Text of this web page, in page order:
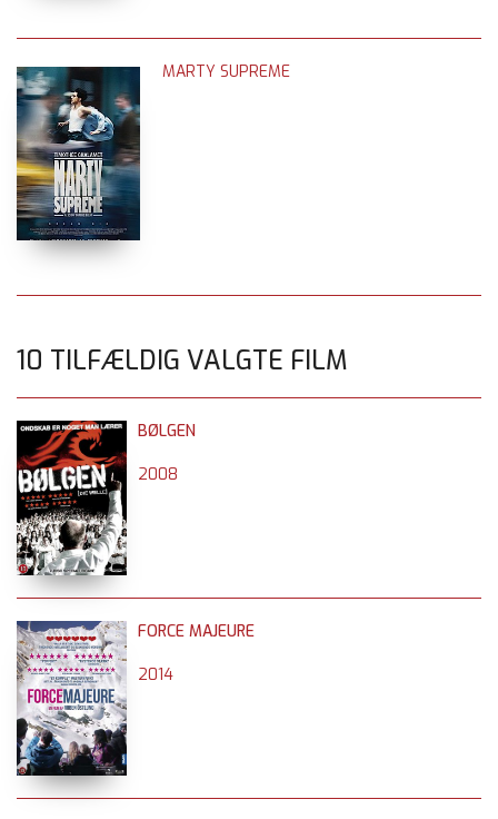
MARTY SUPREME
10 TILFÆLDIG VALGTE FILM
BØLGEN
2008
FORCE MAJEURE
2014